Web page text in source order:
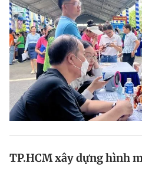
TP.HCM xây dựng hình